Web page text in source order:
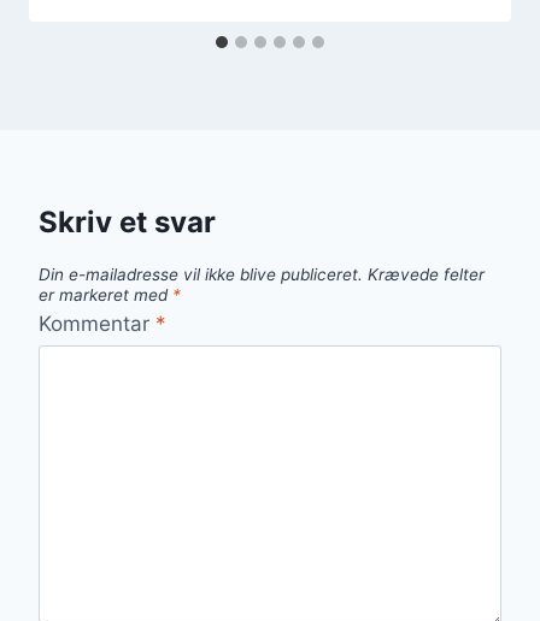
Skriv et svar
Din e-mailadresse vil ikke blive publiceret. Krævede felter
er markeret med *
Kommentar *